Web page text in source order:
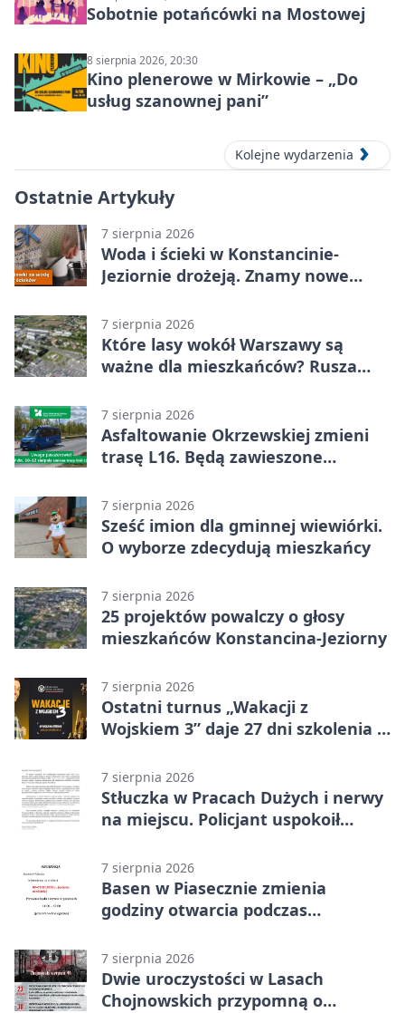
Sobotnie potańcówki na Mostowej
8 sierpnia 2026, 20:30
Kino plenerowe w Mirkowie – „Do
usług szanownej pani”
Kolejne wydarzenia
Ostatnie Artykuły
7 sierpnia 2026
Woda i ścieki w Konstancinie-
Jeziornie drożeją. Znamy nowe
7 sierpnia 2026
Które lasy wokół Warszawy są
ważne dla mieszkańców? Rusza
7 sierpnia 2026
Asfaltowanie Okrzewskiej zmieni
trasę L16. Będą zawieszone
7 sierpnia 2026
Sześć imion dla gminnej wiewiórki.
O wyborze zdecydują mieszkańcy
7 sierpnia 2026
25 projektów powalczy o głosy
mieszkańców Konstancina-Jeziorny
7 sierpnia 2026
Ostatni turnus „Wakacji z
Wojskiem 3” daje 27 dni szkolenia i
7 sierpnia 2026
Stłuczka w Pracach Dużych i nerwy
na miejscu. Policjant uspokoił
7 sierpnia 2026
Basen w Piasecznie zmienia
godziny otwarcia podczas
7 sierpnia 2026
Dwie uroczystości w Lasach
Chojnowskich przypomną o